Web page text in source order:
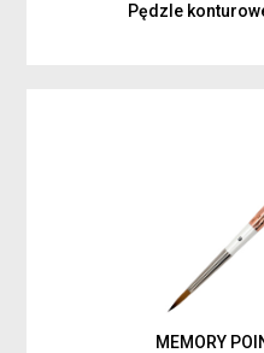
Pędzle
MEMORY